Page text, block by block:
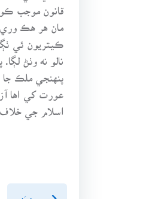
قانون موجب
مان هر هڪ وري
ڪيتريون ئي
نالو نه وٺڻ
پنهنجي ملڪ
عورت کي اها
اسلام جي
پويون پَنو